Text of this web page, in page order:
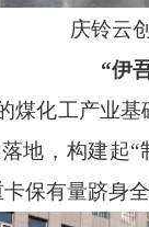
庆铃云
“伊
煤化工产业
地，构建起“
保有量跻身